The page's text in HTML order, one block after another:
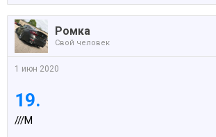
Ромка
Свой человек
1 июн 2020
19.
///M